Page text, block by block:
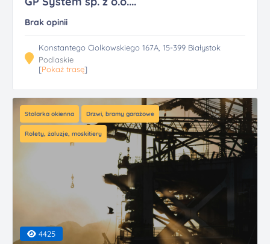
Brak opinii
Konstantego Ciolkowskiego 167A, 15-399 Białystok
Podlaskie
[Pokaż trasę]
Stolarka okienna Drzwi, bramy garażowe
Rolety, żaluzje, moskitiery
4425